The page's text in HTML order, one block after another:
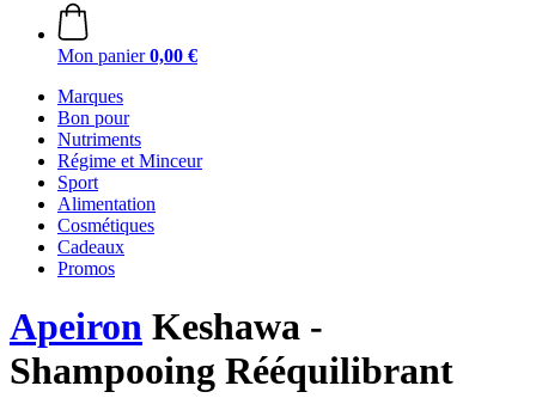
Mon panier 0,00 €
Marques
Bon pour
Nutriments
Régime et Minceur
Sport
Alimentation
Cosmétiques
Cadeaux
Promos
Apeiron Keshawa -
Shampooing Rééquilibrant